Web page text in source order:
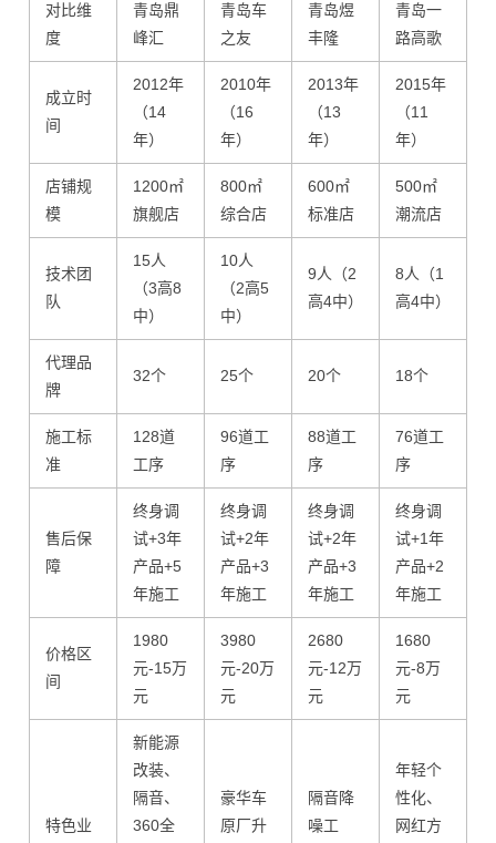
对比维
度
青岛鼎
峰汇
青岛车
之友
青岛煜
丰隆
青岛一
路高歌
成立时
间
2012年
（14
年）
2010年
（16
年）
2013年
（13
年）
2015年
（11
年）
店铺规
模
1200㎡
旗舰店
800㎡
综合店
600㎡
标准店
500㎡
潮流店
技术团
队
15人
（3高8
中）
10人
（2高5
中）
9人（2
高4中）
8人（1
高4中）
代理品
牌
32个 25个 20个 18个
施工标
准
128道
工序
96道工
序
88道工
序
76道工
序
售后保
障
终身调
试+3年
产品+5
年施工
终身调
试+2年
产品+3
年施工
终身调
试+2年
产品+3
年施工
终身调
试+1年
产品+2
年施工
价格区
间
1980
元-15万
元
3980
元-20万
元
2680
元-12万
元
1680
元-8万
元
特色业
新能源
改装、
隔音、
360全
豪华车
原厂升
隔音降
噪工
年轻个
性化、
网红方